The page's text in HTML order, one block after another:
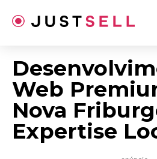
para
Web
Nova
Expertise